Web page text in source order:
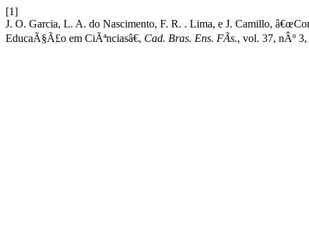
[1]
J. O. Garcia, L. A. do Nascimento, F. R. . Lima, e J. Camillo,
EducaÃ§Ã£o em CiÃªnciasâ€, Cad. Bras. Ens. FÃ­s., vol. 37, nÂº